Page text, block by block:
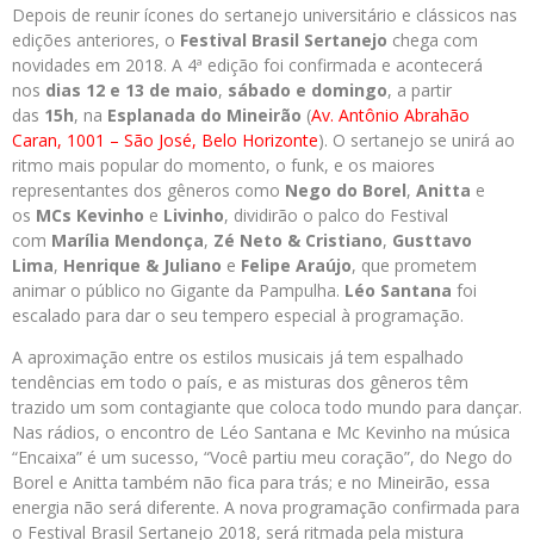
Depois de reunir ícones do sertanejo universitário e clássicos nas
edições anteriores, o Festival Brasil Sertanejo chega com
novidades em 2018. A 4ª edição foi confirmada e acontecerá
nos dias 12 e 13 de maio, sábado e domingo, a partir
das 15h, na Esplanada do Mineirão (Av. Antônio Abrahão
Caran, 1001 – São José, Belo Horizonte). O sertanejo se unirá ao
ritmo mais popular do momento, o funk, e os maiores
representantes dos gêneros como Nego do Borel, Anitta e
os MCs Kevinho e Livinho, dividirão o palco do Festival
com Marília Mendonça, Zé Neto & Cristiano, Gusttavo
Lima, Henrique & Juliano e Felipe Araújo, que prometem
animar o público no Gigante da Pampulha. Léo Santana foi
escalado para dar o seu tempero especial à programação.
A aproximação entre os estilos musicais já tem espalhado
tendências em todo o país, e as misturas dos gêneros têm
trazido um som contagiante que coloca todo mundo para dançar.
Nas rádios, o encontro de Léo Santana e Mc Kevinho na música
“Encaixa” é um sucesso, “Você partiu meu coração”, do Nego do
Borel e Anitta também não fica para trás; e no Mineirão, essa
energia não será diferente. A nova programação confirmada para
o Festival Brasil Sertanejo 2018, será ritmada pela mistura